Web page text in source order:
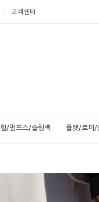
고객센터
힐/펌프스/슬링백 플랫/로퍼/